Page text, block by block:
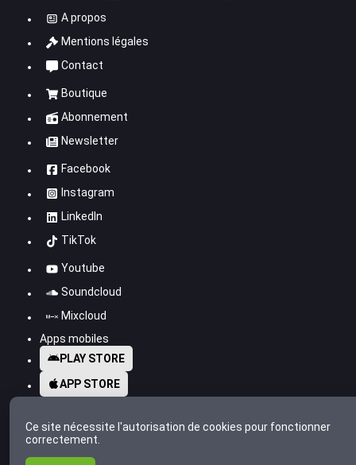
A propos
Mentions légales
Contact
Boutique
Abonnement
Newsletter
Facebook
Instagram
LinkedIn
TikTok
Youtube
Soundcloud
Mixcloud
Apps mobiles
PLAY STORE
APP STORE
© 2007-2026Radio Meuh
Ce site nécessite l'autorisation de cookies pour fonctionner
correctement.